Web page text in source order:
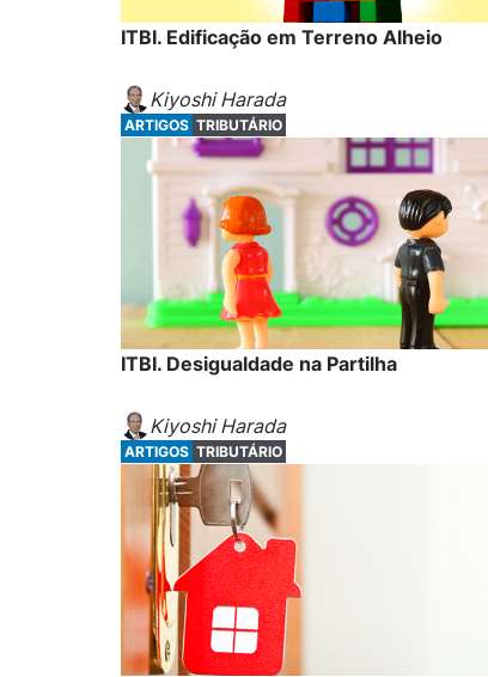
ITBI. Edificação em Terreno Alheio
Kiyoshi Harada
ARTIGOS TRIBUTÁRIO
ITBI. Desigualdade na Partilha
Kiyoshi Harada
ARTIGOS TRIBUTÁRIO